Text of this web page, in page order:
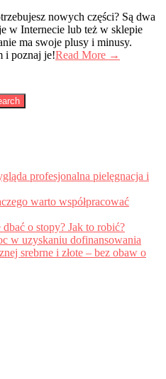
nowych części? Są dwa
w Internecie lub też w sklepie
ma swoje plusy i minusy.
i poznaj je!Read More →
profesjonalna pielęgnacja i
warto współpracować
o stopy? Jak to robić?
w uzyskaniu dofinansowania
srebrne i złote – bez obaw o